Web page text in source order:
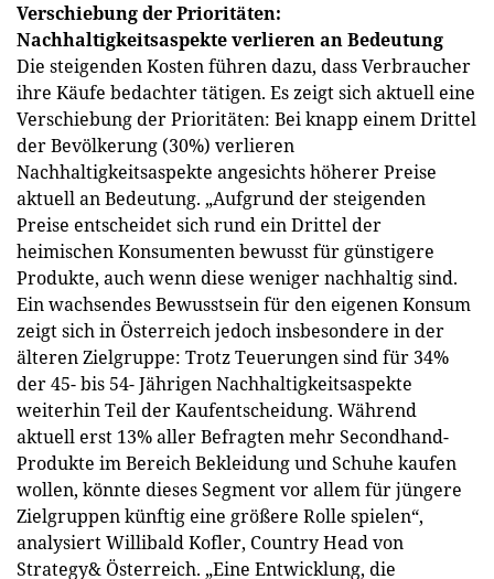
Verschiebung der Prioritäten:
Nachhaltigkeitsaspekte verlieren an Bedeutung
Die steigenden Kosten führen dazu, dass Verbraucher
ihre Käufe bedachter tätigen. Es zeigt sich aktuell eine
Verschiebung der Prioritäten: Bei knapp einem Drittel
der Bevölkerung (30%) verlieren
Nachhaltigkeitsaspekte angesichts höherer Preise
aktuell an Bedeutung. „Aufgrund der steigenden
Preise entscheidet sich rund ein Drittel der
heimischen Konsumenten bewusst für günstigere
Produkte, auch wenn diese weniger nachhaltig sind.
Ein wachsendes Bewusstsein für den eigenen Konsum
zeigt sich in Österreich jedoch insbesondere in der
älteren Zielgruppe: Trotz Teuerungen sind für 34%
der 45- bis 54- Jährigen Nachhaltigkeitsaspekte
weiterhin Teil der Kaufentscheidung. Während
aktuell erst 13% aller Befragten mehr Secondhand-
Produkte im Bereich Bekleidung und Schuhe kaufen
wollen, könnte dieses Segment vor allem für jüngere
Zielgruppen künftig eine größere Rolle spielen“,
analysiert Willibald Kofler, Country Head von
Strategy& Österreich. „Eine Entwicklung, die